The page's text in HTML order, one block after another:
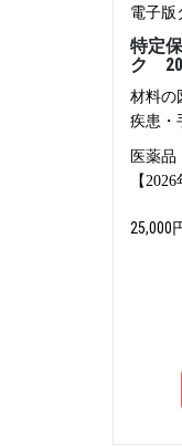
電子版
特定
ク
材料の
疾患・
医薬品
【
25,000